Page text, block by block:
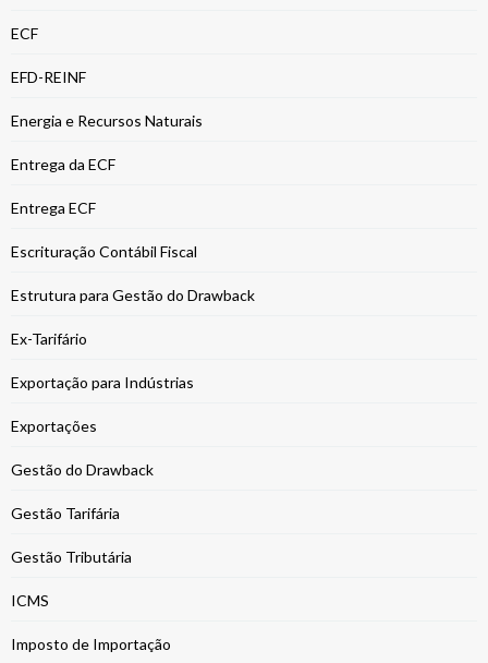
ECF
EFD-REINF
Energia e Recursos Naturais
Entrega da ECF
Entrega ECF
Escrituração Contábil Fiscal
Estrutura para Gestão do Drawback
Ex-Tarifário
Exportação para Indústrias
Exportações
Gestão do Drawback
Gestão Tarifária
Gestão Tributária
ICMS
Imposto de Importação